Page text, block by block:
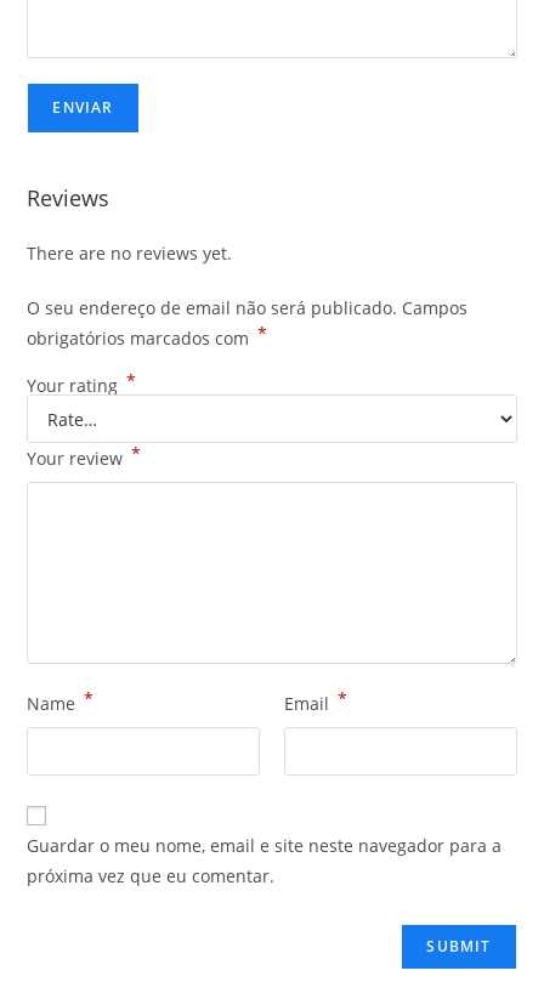
Reviews
There are no reviews yet.
O seu endereço de email não será publicado. Campos
obrigatórios marcados com *
Your rating *
Your review *
Name * Email *
Guardar o meu nome, email e site neste navegador para a
próxima vez que eu comentar.